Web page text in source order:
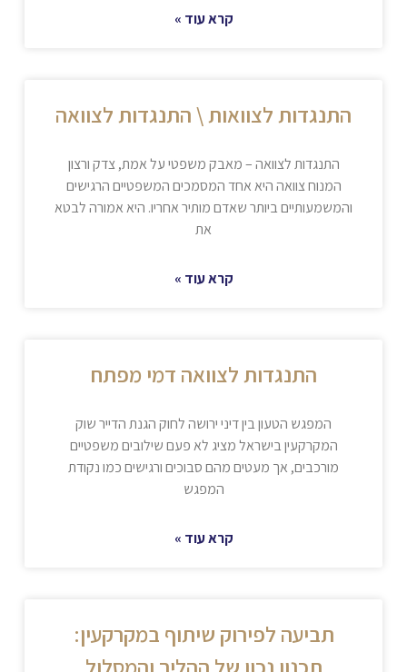
קרא עוד »
התנגדות לצוואות \ התנגדות לצוואה
התנגדות לצוואה – מאבק משפטי על אמת, צדק ורצון
המנוח צוואה היא אחד המסמכים המשפטיים הרגישים
והמשמעותיים ביותר שאדם מותיר אחריו. היא אמורה לבטא
את
קרא עוד »
התנגדות לצוואה דמי מפתח
המפגש הטעון בין דיני ירושה לחוק הגנת הדייר שוק
המקרקעין בישראל מציג לא פעם שילובים משפטיים
מורכבים, אך מעטים מהם סבוכים ורגישים כמו נקודת
המפגש
קרא עוד »
תביעה לפירוק שיתוף במקרקעין: